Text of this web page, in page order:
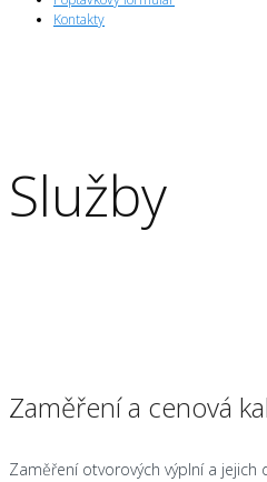
Kontakty
Služby
Zaměření a cenová
Zaměření otvorových výplní a